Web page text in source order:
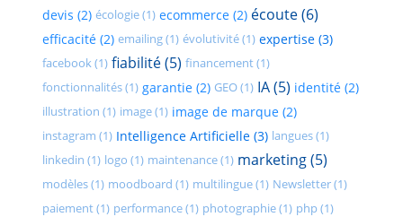
devis (2) écologie (1) ecommerce (2) écoute (6)
efficacité (2) emailing (1) évolutivité (1) expertise (3)
facebook (1) fiabilité (5) financement (1)
fonctionnalités (1) garantie (2) GEO (1) IA (5) identité (2)
illustration (1) image (1) image de marque (2)
instagram (1) Intelligence Artificielle (3) langues (1)
linkedin (1) logo (1) maintenance (1) marketing (5)
modèles (1) moodboard (1) multilingue (1) Newsletter (1)
paiement (1) performance (1) photographie (1) php (1)